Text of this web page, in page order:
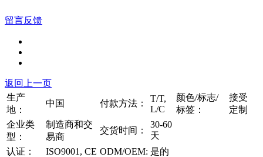
留言反馈
返回上一页
生产
地：
中国 付款方法：
T/T,
L/C
颜色/标志/
标签：
接受
定制
企业类
型：
制造商和交
易商
交货时间：
30-60
天
认证：
ISO9001, CE ODM/OEM: 是的